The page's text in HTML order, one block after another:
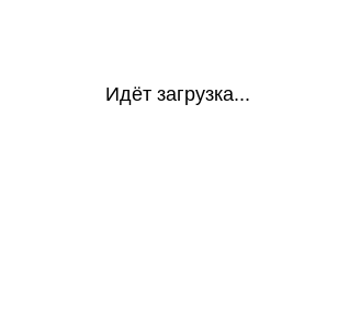
Идёт загрузка...